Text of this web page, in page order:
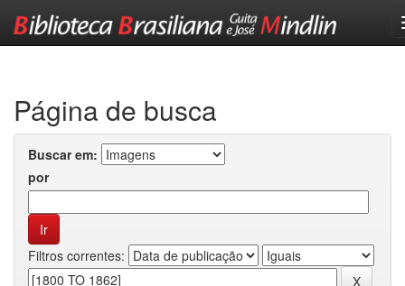
Página de busca
Buscar em:
por
Filtros correntes: